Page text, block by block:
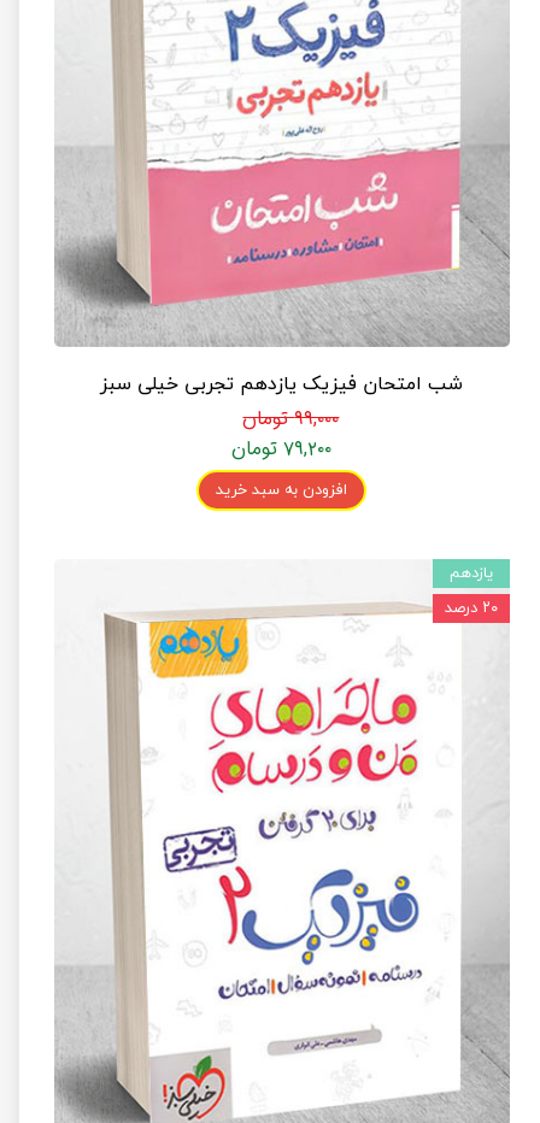
شب امتحان فیزیک یازدهم تجربی خیلی سبز
۹۹,۰۰۰ تومان
۷۹,۲۰۰ تومان
افزودن به سبد خرید
یازدهم
۲۰ درصد